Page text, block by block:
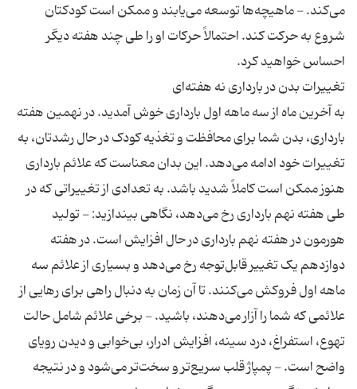
می‌کند. - ماهیچه‌ها توسعه می‌یابند و ممکن است کودکتان
شروع به حرکت کند. احتمالاً حرکات او را طی چند هفته دیگر
به آخرین ماه از سه‌ ماهه اول بارداری خوش‌ آمدید. در نهمین هفته
بارداری، بدن شما برای محافظت و تغذیه کودک در حال رشدتان، به
تغییرات خود ادامه می‌دهد. این بدان معناست که علائم بارداری
هنوز ممکن است کاملاً شدید باشد. به تعدادی از تغییراتی که در
طی هفته نهم بارداری رخ می‌دهد، نگاهی بیندازید: - تولید
هورمون در هفته نهم بارداری در حال افزایش است. در هفته
دوازدهم یک تغییر قابل‌توجه رخ می‌دهد و بسیاری از علائم سه‌
ماهه اول فروکش می‌کنند. تا آن زمان به دنبال راهی برای رهایی از
علائمی که شما را آزار می‌دهند، باشید. - برخی علائم شامل حالت
تهوع، استفراغ، درد سینه، افزایش ادرار، بی‌خوابی و دیدن رویای
واضح است. - پمپاژ قلب سریع‌تر و سخت‌تر می‌شود و در نتیجه